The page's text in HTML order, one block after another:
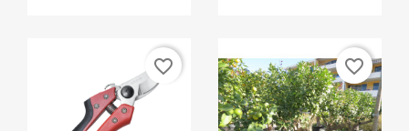
favorite_border favorite_border